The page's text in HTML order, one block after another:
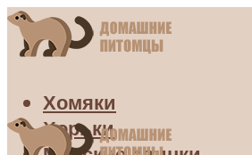
Хомяки
Хорьки